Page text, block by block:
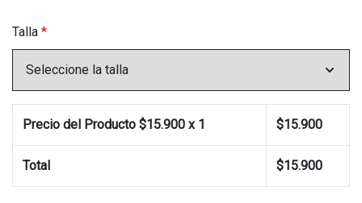
Talla *
Precio del Producto $15.900 x 1 $15.900
Total $15.900